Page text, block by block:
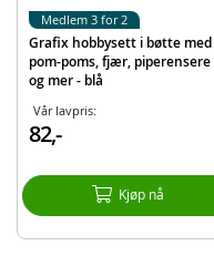
Grafix hobbysett i bøtte med
pom-poms, fjær, piperensere
og mer - blå
Vår lavpris:
82,-
Kjøp nå
Medlem 3 for 2